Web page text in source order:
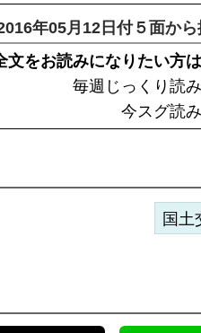
年05月12日付５面から
文をお読みになりたい方
毎週じっくり読
今スグ読
国土